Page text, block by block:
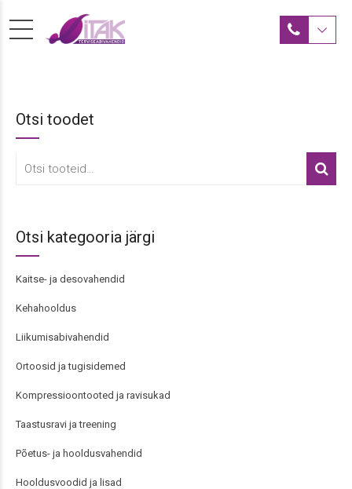
Otsi toodet
Otsi kategooria järgi
Kaitse- ja desovahendid
Kehahooldus
Liikumisabivahendid
Ortoosid ja tugisidemed
Kompressioontooted ja ravisukad
Taastusravi ja treening
Põetus- ja hooldusvahendid
Hooldusvoodid ja lisad